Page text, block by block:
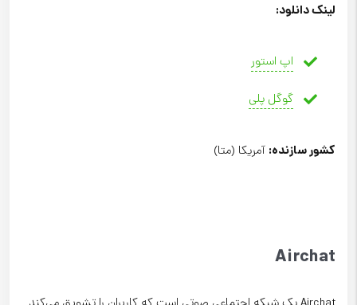
لینک دانلود:
اپ استور
گوگل پلی
کشور سازنده: آمریکا (متا)
Airchat